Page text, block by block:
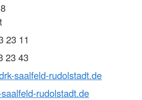
23 11
23 43
saalfeld-rudolstadt.de
rudolstadt.de